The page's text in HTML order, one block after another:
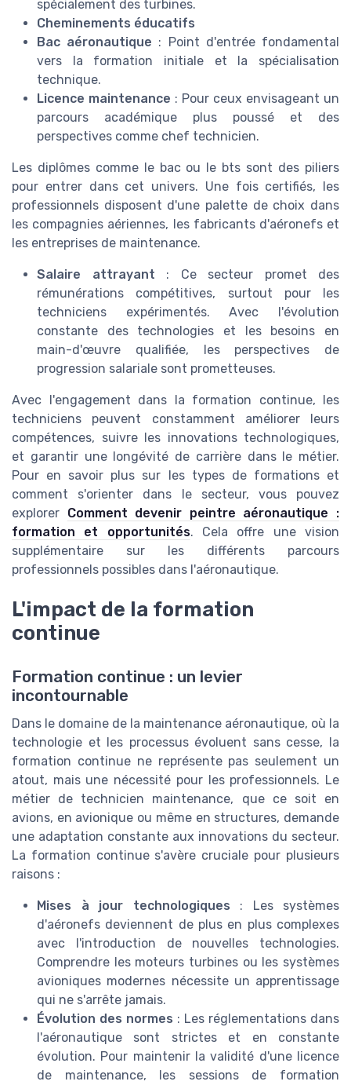
spécialement des turbines.
Cheminements éducatifs
Bac aéronautique : Point d'entrée fondamental
vers la formation initiale et la spécialisation
technique.
Licence maintenance : Pour ceux envisageant un
parcours académique plus poussé et des
perspectives comme chef technicien.
Les diplômes comme le bac ou le bts sont des piliers
pour entrer dans cet univers. Une fois certifiés, les
professionnels disposent d'une palette de choix dans
les compagnies aériennes, les fabricants d'aéronefs et
les entreprises de maintenance.
Salaire attrayant : Ce secteur promet des
rémunérations compétitives, surtout pour les
techniciens expérimentés. Avec l'évolution
constante des technologies et les besoins en
main-d'œuvre qualifiée, les perspectives de
progression salariale sont prometteuses.
Avec l'engagement dans la formation continue, les
techniciens peuvent constamment améliorer leurs
compétences, suivre les innovations technologiques,
et garantir une longévité de carrière dans le métier.
Pour en savoir plus sur les types de formations et
comment s'orienter dans le secteur, vous pouvez
explorer Comment devenir peintre aéronautique :
formation et opportunités. Cela offre une vision
supplémentaire sur les différents parcours
professionnels possibles dans l'aéronautique.
L'impact de la formation
continue
Formation continue : un levier
incontournable
Dans le domaine de la maintenance aéronautique, où la
technologie et les processus évoluent sans cesse, la
formation continue ne représente pas seulement un
atout, mais une nécessité pour les professionnels. Le
métier de technicien maintenance, que ce soit en
avions, en avionique ou même en structures, demande
une adaptation constante aux innovations du secteur.
La formation continue s'avère cruciale pour plusieurs
raisons :
Mises à jour technologiques : Les systèmes
d'aéronefs deviennent de plus en plus complexes
avec l'introduction de nouvelles technologies.
Comprendre les moteurs turbines ou les systèmes
avioniques modernes nécessite un apprentissage
qui ne s'arrête jamais.
Évolution des normes : Les réglementations dans
l'aéronautique sont strictes et en constante
évolution. Pour maintenir la validité d'une licence
de maintenance, les sessions de formation